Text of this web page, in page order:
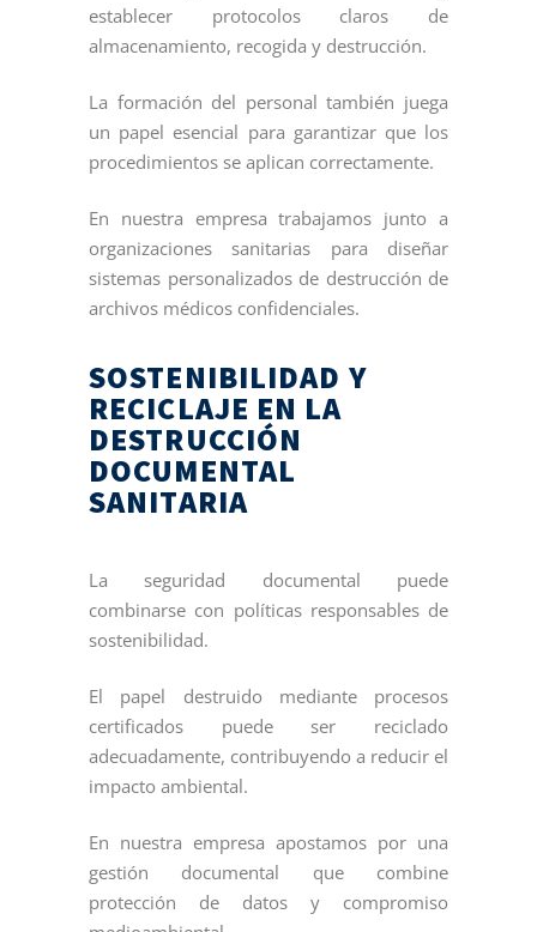
establecer protocolos claros de
almacenamiento, recogida y destrucción.
La formación del personal también juega
un papel esencial para garantizar que los
procedimientos se aplican correctamente.
En nuestra empresa trabajamos junto a
organizaciones sanitarias para diseñar
sistemas personalizados de destrucción de
archivos médicos confidenciales.
SOSTENIBILIDAD Y
RECICLAJE EN LA
DESTRUCCIÓN
DOCUMENTAL
SANITARIA
La seguridad documental puede
combinarse con políticas responsables de
sostenibilidad.
El papel destruido mediante procesos
certificados puede ser reciclado
adecuadamente, contribuyendo a reducir el
impacto ambiental.
En nuestra empresa apostamos por una
gestión documental que combine
protección de datos y compromiso